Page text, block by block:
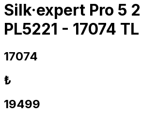
Silk·expert Pro 5
PL5221 - 17074 TL
17074
₺
19499